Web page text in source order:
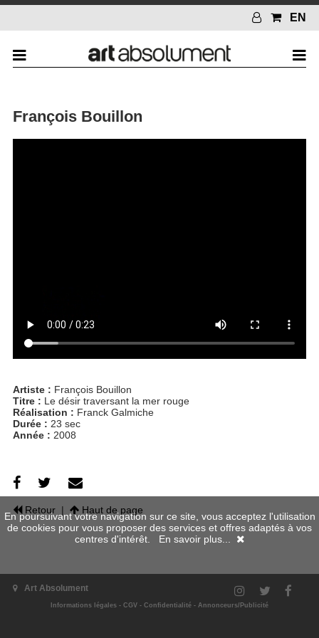
EN
François Bouillon
Artiste : François Bouillon
Titre : Le désir traversant la mer rouge
Réalisation : Franck Galmiche
Durée : 23 sec
Année : 2008
Retour| Haut de page
Art Absolument
Informations légales - CGV - Confidentialité - Annonceurs/Publicité
En poursuivant votre navigation sur ce site, vous acceptez l'utilisation
de cookies pour vous proposer des services et offres adaptés à vos
centres d'intérêt. En savoir plus...